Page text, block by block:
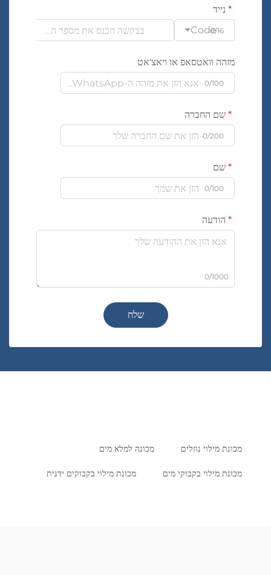
נייד
Code0/16
מזהה וואטסאפ או ויאצ'אט
0/100
שם החברה
0/200
שם
0/100
הודעה
0/1000
שלח
מכונת מילוי נוזלים מכונה למלא מים
מכונת מילוי בקבוקי מים מכונת מילוי בקבוקים ידנית